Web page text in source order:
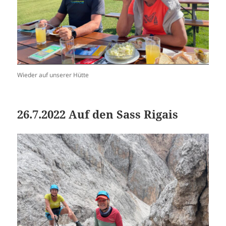
Wieder auf unserer Hütte
26.7.2022 Auf den Sass Rigais